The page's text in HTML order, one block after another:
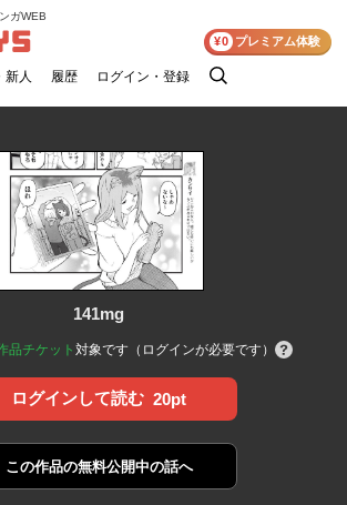
ガWEB
新人 履歴 ログイン・登録
検
¥0 プレミアム体験
141mg
品チケット 対象です（ログインが必要です）
ログインして読む 20pt
この作品の無料公開中の話へ